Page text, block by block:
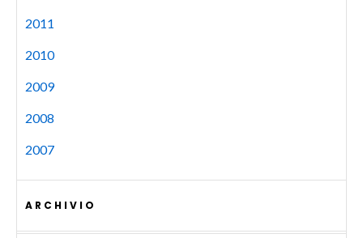
2011
2010
2009
2008
2007
ARCHIVIO